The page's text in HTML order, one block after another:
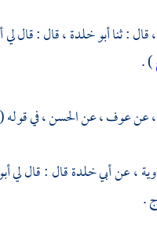
، قال : ثناأبو خلدة، قال : قال لي
) .
، عنعوف، عنالحسن، في قوله (
، عنأبي خلدةقال : قال لي
.